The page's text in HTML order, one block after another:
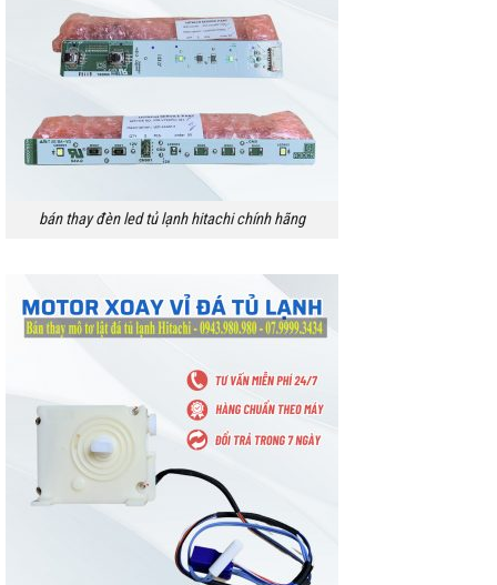
bán thay đèn led tủ lạnh hitachi chính hãng